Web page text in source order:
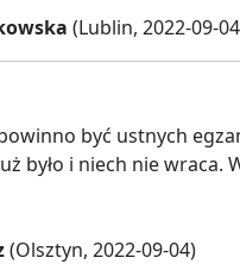
(Lublin, 2022-09-
być ustnych
było i niech nie wraca.
(Olsztyn, 2022-09-04)